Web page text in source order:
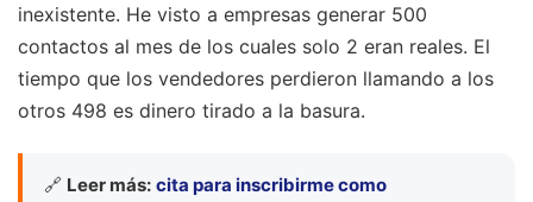
inexistente. He visto a empresas generar 500
contactos al mes de los cuales solo 2 eran reales. El
tiempo que los vendedores perdieron llamando a los
otros 498 es dinero tirado a la basura.
🔗 Leer más: cita para inscribirme como